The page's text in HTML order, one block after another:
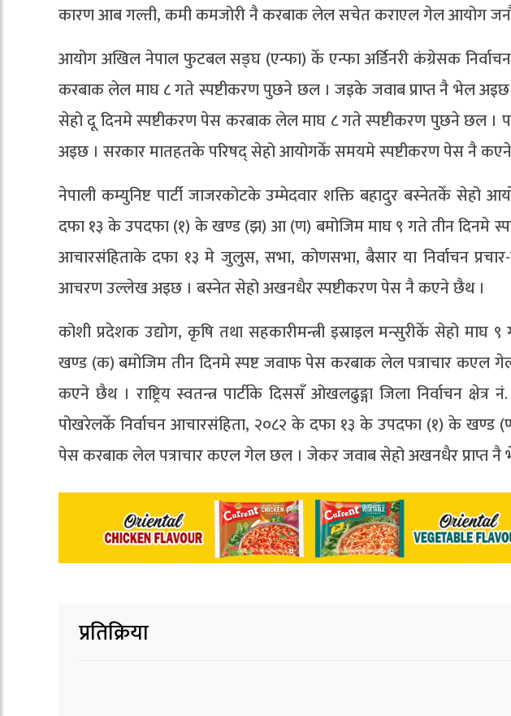
कारण आब गल्ती, कमी कमजोरी नै करबाक लेल सचेत कराएल गेल आयोग
आयोग अखिल नेपाल फुटबल सङ्घ (एन्फा) केँ एन्फा अर्डिनरी कंग्रेसक
करबाक लेल माघ ८ गते स्पष्टीकरण पुछने छल । जइके जवाब प्राप्त नै भेल
सेहो दू दिनमे स्पष्टीकरण पेस करबाक लेल माघ ८ गते स्पष्टीकरण पुछने छल
अइछ । सरकार मातहतके परिषद् सेहो आयोगकेँ समयमे स्पष्टीकरण पेस नै
नेपाली कम्युनिष्ट पार्टी जाजरकोटके उम्मेदवार शक्ति बहादुर बस्नेतकेँ सेहो
दफा १३ के उपदफा (१) के खण्ड (झ) आ (ण) बमोजिम माघ ९ गते तीन दिनमे
आचारसंहिताके दफा १३ मे जुलुस, सभा, कोणसभा, बैसार या निर्वाचन
आचरण उल्लेख अइछ । बस्नेत सेहो अखनधैर स्पष्टीकरण पेस नै कएने छैथ ।
कोशी प्रदेशक उद्योग, कृषि तथा सहकारीमन्त्री इस्राइल मन्सुरीकेँ सेहो
खण्ड (क) बमोजिम तीन दिनमे स्पष्ट जवाफ पेस करबाक लेल पत्राचार कएल
कएने छैथ । राष्ट्रिय स्वतन्त्र पार्टीके दिससँ ओखलढुङ्गा जिला निर्वाचन क्षेत्र
पोखरेलकेँ निर्वाचन आचारसंहिता, २०८२ के दफा १३ के उपदफा (१) के खण्ड
पेस करबाक लेल पत्राचार कएल गेल छल । जेकर जवाब सेहो अखनधैर प्राप्त
प्रतिक्रिया